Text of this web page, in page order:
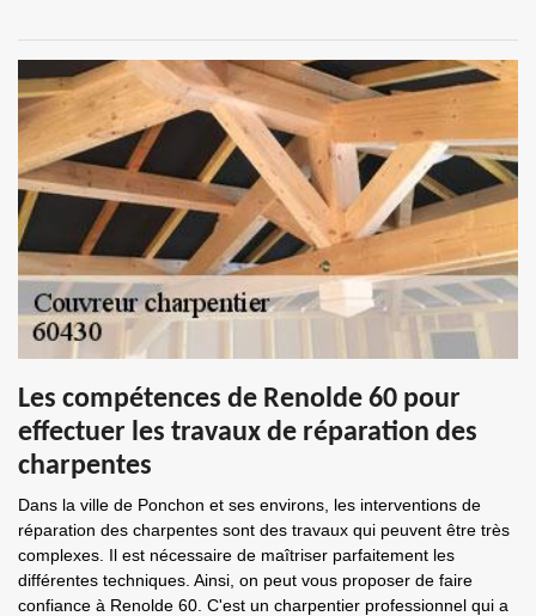
Les compétences de Renolde 60 pour
effectuer les travaux de réparation des
charpentes
Dans la ville de Ponchon et ses environs, les interventions de
réparation des charpentes sont des travaux qui peuvent être très
complexes. Il est nécessaire de maîtriser parfaitement les
différentes techniques. Ainsi, on peut vous proposer de faire
confiance à Renolde 60. C'est un charpentier professionnel qui a